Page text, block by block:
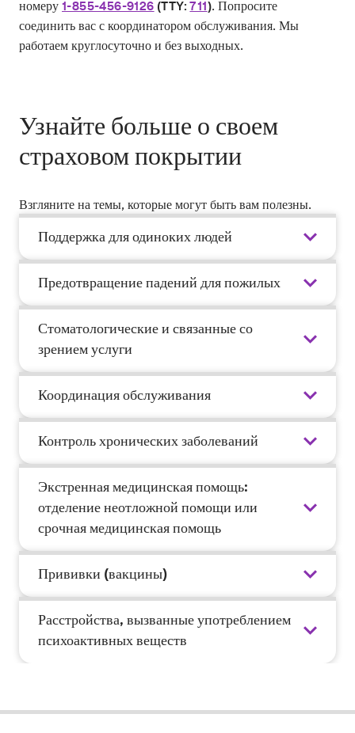
номеру 1-855-456-9126 (TTY:711). Попросите
соединить вас с координатором обслуживания. Мы
работаем круглосуточно и без выходных.
Узнайте больше о своем
страховом покрытии
Взгляните на темы, которые могут быть вам полезны.
Поддержка для одиноких людей
Предотвращение падений для пожилых
Стоматологические и связанные со
зрением услуги
Координация обслуживания
Контроль хронических заболеваний
Экстренная медицинская помощь:
отделение неотложной помощи или
срочная медицинская помощь
Прививки (вакцины)
Расстройства, вызванные употреблением
психоактивных веществ